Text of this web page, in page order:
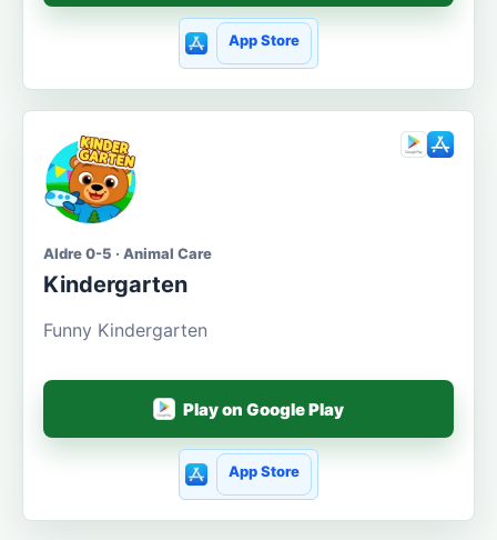
App Store
Aldre 0-5 · Animal Care
Kindergarten
Funny Kindergarten
Play on Google Play
App Store